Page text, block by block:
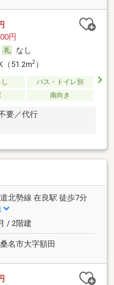
円
なし
（51.2m2）
バス・トイレ別
南向き
要／代行
北勢線 在良駅 徒歩7分
/ 2階建
名市大字額田